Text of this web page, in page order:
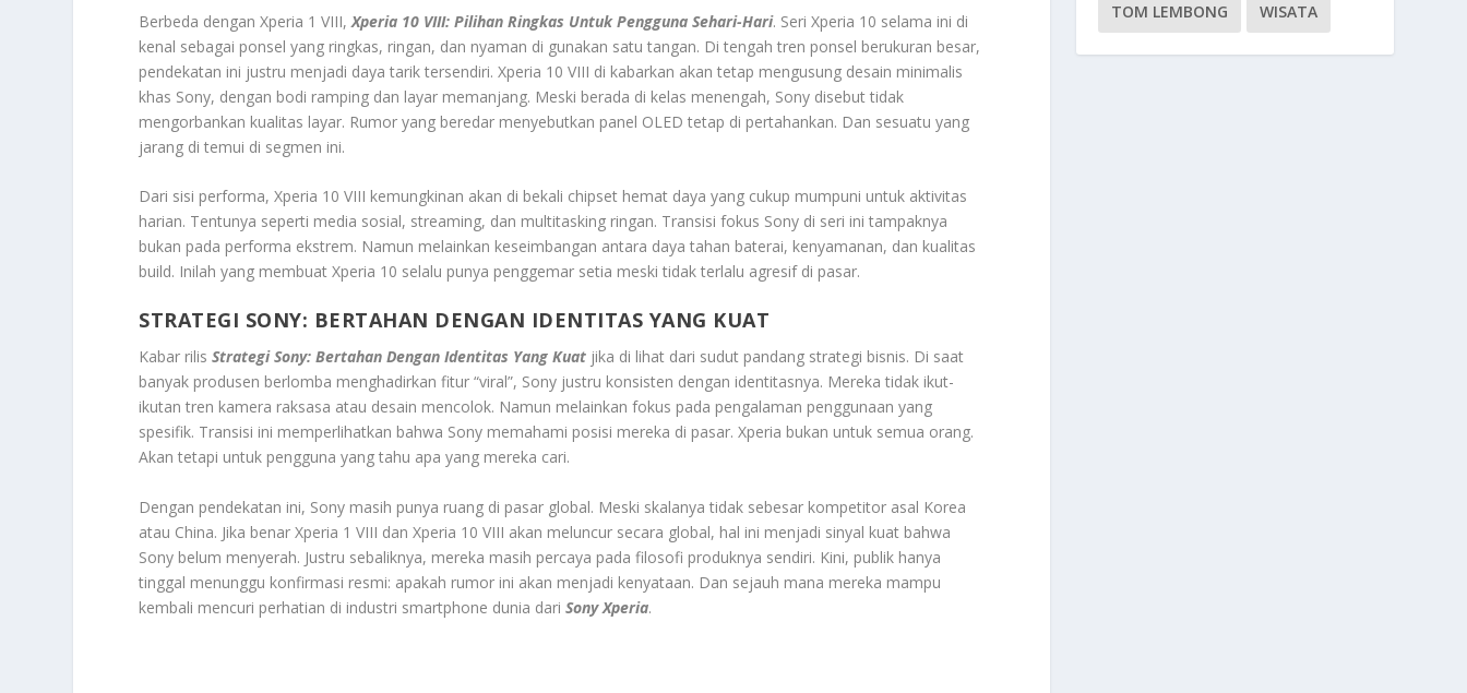
Berbeda dengan Xperia 1 VIII,Xperia 10 VIII: Pilihan Ringkas Untuk Pengguna Sehari-Hari. Seri Xperia 10 selama ini di
kenal sebagai ponsel yang ringkas, ringan, dan nyaman di gunakan satu tangan. Di tengah tren ponsel berukuran besar,
pendekatan ini justru menjadi daya tarik tersendiri. Xperia 10 VIII di kabarkan akan tetap mengusung desain minimalis
khas Sony, dengan bodi ramping dan layar memanjang. Meski berada di kelas menengah, Sony disebut tidak
mengorbankan kualitas layar. Rumor yang beredar menyebutkan panel OLED tetap di pertahankan. Dan sesuatu yang
jarang di temui di segmen ini.
Dari sisi performa, Xperia 10 VIII kemungkinan akan di bekali chipset hemat daya yang cukup mumpuni untuk aktivitas
harian. Tentunya seperti media sosial, streaming, dan multitasking ringan. Transisi fokus Sony di seri ini tampaknya
bukan pada performa ekstrem. Namun melainkan keseimbangan antara daya tahan baterai, kenyamanan, dan kualitas
build. Inilah yang membuat Xperia 10 selalu punya penggemar setia meski tidak terlalu agresif di pasar.
STRATEGI SONY: BERTAHAN DENGAN IDENTITAS YANG KUAT
Kabar rilisStrategi Sony: Bertahan Dengan Identitas Yang Kuat jika di lihat dari sudut pandang strategi bisnis. Di saat
banyak produsen berlomba menghadirkan fitur “viral”, Sony justru konsisten dengan identitasnya. Mereka tidak ikut-
ikutan tren kamera raksasa atau desain mencolok. Namun melainkan fokus pada pengalaman penggunaan yang
spesifik. Transisi ini memperlihatkan bahwa Sony memahami posisi mereka di pasar. Xperia bukan untuk semua orang.
Akan tetapi untuk pengguna yang tahu apa yang mereka cari.
Dengan pendekatan ini, Sony masih punya ruang di pasar global. Meski skalanya tidak sebesar kompetitor asal Korea
atau China. Jika benar Xperia 1 VIII dan Xperia 10 VIII akan meluncur secara global, hal ini menjadi sinyal kuat bahwa
Sony belum menyerah. Justru sebaliknya, mereka masih percaya pada filosofi produknya sendiri. Kini, publik hanya
tinggal menunggu konfirmasi resmi: apakah rumor ini akan menjadi kenyataan. Dan sejauh mana mereka mampu
kembali mencuri perhatian di industri smartphone dunia dariSony Xperia.
TOM LEMBONG WISATA